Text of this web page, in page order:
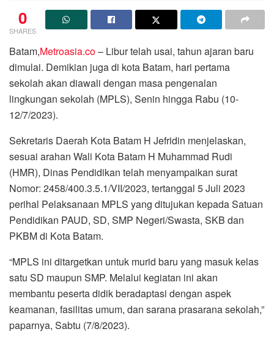
0
SHARES
Batam,Metroasia.co– Libur telah usai, tahun ajaran baru
dimulai. Demikian juga di kota Batam, hari pertama
sekolah akan diawali dengan masa pengenalan
lingkungan sekolah (MPLS), Senin hingga Rabu (10-
12/7/2023).
Sekretaris Daerah Kota Batam H Jefridin menjelaskan,
sesuai arahan Wali Kota Batam H Muhammad Rudi
(HMR), Dinas Pendidikan telah menyampaikan surat
Nomor: 2458/400.3.5.1/VII/2023, tertanggal 5 Juli 2023
perihal Pelaksanaan MPLS yang ditujukan kepada Satuan
Pendidikan PAUD, SD, SMP Negeri/Swasta, SKB dan
PKBM di Kota Batam.
“MPLS ini ditargetkan untuk murid baru yang masuk kelas
satu SD maupun SMP. Melalui kegiatan ini akan
membantu peserta didik beradaptasi dengan aspek
keamanan, fasilitas umum, dan sarana prasarana sekolah,”
paparnya, Sabtu (7/8/2023).